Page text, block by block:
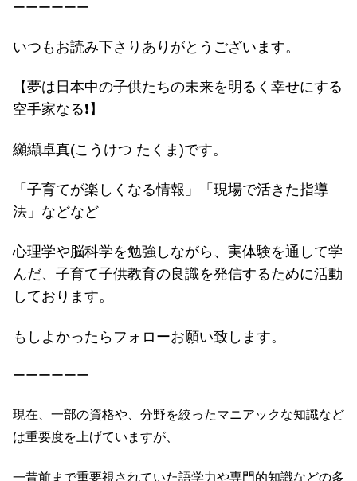
ーーーーーー
いつもお読み下さりありがとうございます。
【夢は日本中の子供たちの未来を明るく幸せにする
空手家なる❗️】
纐纈卓真(こうけつ たくま)です。
「子育てが楽しくなる情報」「現場で活きた指導
法」などなど
心理学や脳科学を勉強しながら、実体験を通して学
んだ、子育て子供教育の良識を発信するために活動
しております。
もしよかったらフォローお願い致します。
ーーーーーー
現在、 一部の資格や、分野を絞ったマニアックな知識など
は重要度を上げていますが、
一昔前まで重要視されていた語学力や専門的知識などの多